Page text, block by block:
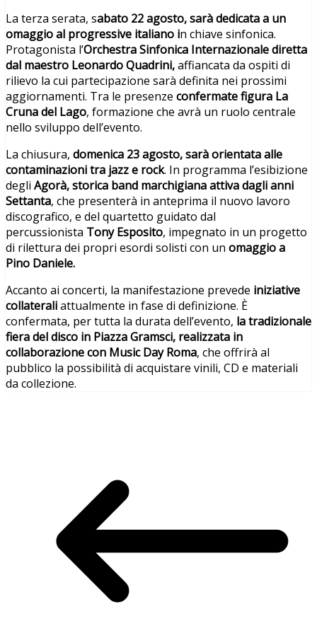
La terza serata, sabato 22 agosto, sarà dedicata a un
omaggio al progressive italiano in chiave sinfonica.
Protagonista l’Orchestra Sinfonica Internazionale diretta
dal maestro Leonardo Quadrini,affiancata da ospiti di
rilievo la cui partecipazione sarà definita nei prossimi
aggiornamenti. Tra le presenze confermate figura La
Cruna del Lago, formazione che avrà un ruolo centrale
nello sviluppo dell’evento.
La chiusura, domenica 23 agosto, sarà orientata alle
contaminazioni tra jazz e rock. In programma l’esibizione
degli Agorà, storica band marchigiana attiva dagli anni
Settanta, che presenterà in anteprima il nuovo lavoro
discografico, e del quartetto guidato dal
percussionista Tony Esposito, impegnato in un progetto
di rilettura dei propri esordi solisti con un omaggio a
Pino Daniele.
Accanto ai concerti, la manifestazione prevede iniziative
collateraliattualmente in fase di definizione. È
confermata, per tutta la durata dell’evento, la tradizionale
fiera del disco in Piazza Gramsci, realizzata in
collaborazione con Music Day Roma, che offrirà al
pubblico la possibilità di acquistare vinili, CD e materiali
da collezione.